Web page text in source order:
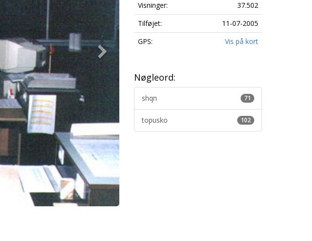
Visninger:
37.502
Tilføjet:
11-07-2005
GPS:
Vis på kort
Nøgleord:
71
shqn
102
topusko